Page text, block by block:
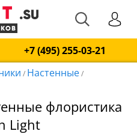
+7 (495) 255-03-21
/ Настенные/
флористика
Light